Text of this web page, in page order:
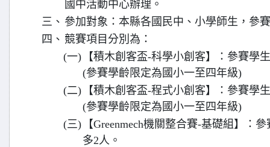
國中活動中心辦理。
三、 參加對象：本縣各國民中、小學師生，參
四、 競賽項目分別為：
(一) 【積木創客盃-科學小創客】：參賽學
(參賽學齡限定為國小一至四年級)
(二) 【積木創客盃-程式小創客】：參賽學
(參賽學齡限定為國小一至四年級)
(三) 【Greenmech機關整合賽-基礎組】：
多2人。